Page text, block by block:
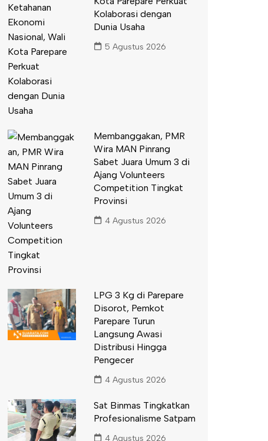
Kolaborasi dengan
Dunia Usaha
5 Agustus 2026
Membanggakan, PMR
Wira MAN Pinrang
Sabet Juara Umum 3 di
Ajang Volunteers
Competition Tingkat
Provinsi
4 Agustus 2026
LPG 3 Kg di Parepare
Disorot, Pemkot
Parepare Turun
Langsung Awasi
Distribusi Hingga
Pengecer
4 Agustus 2026
Sat Binmas Tingkatkan
Profesionalisme Satpam
4 Agustus 2026